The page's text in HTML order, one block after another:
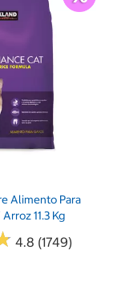
Alimento Para
11.3 Kg
4.8 (1749)